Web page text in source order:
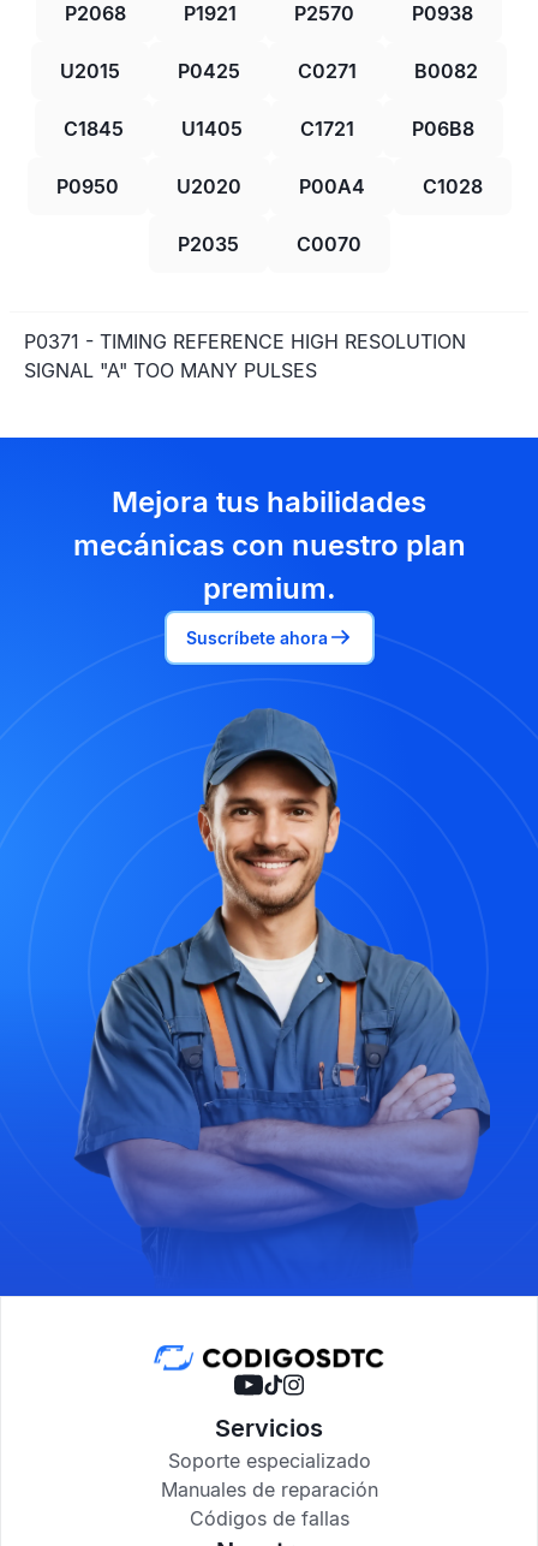
P2068 P1921 P2570 P0938
U2015 P0425 C0271 B0082
C1845 U1405 C1721 P06B8
P0950 U2020 P00A4 C1028
P2035 C0070
P0371 - TIMING REFERENCE HIGH RESOLUTION
SIGNAL "A" TOO MANY PULSES
Mejora tus habilidades
mecánicas con nuestro plan
premium.
Suscríbete ahora
Servicios
Soporte especializado
Manuales de reparación
Códigos de fallas